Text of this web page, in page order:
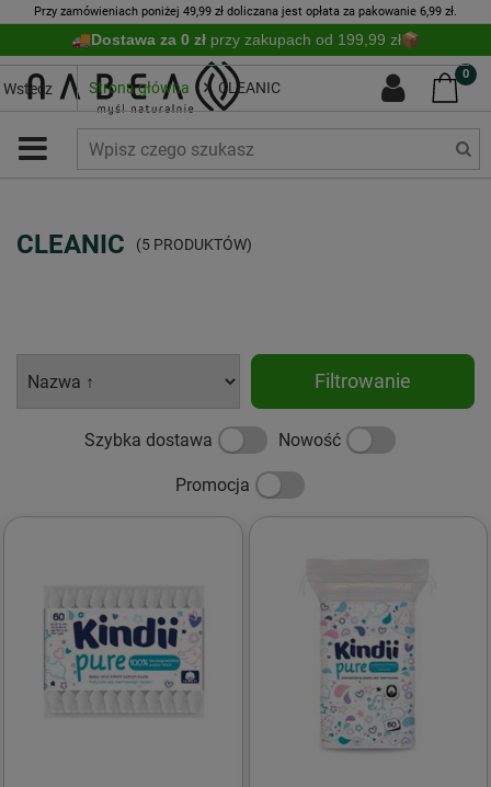
Przy zamówieniach poniżej 49,99 zł doliczana jest opłata za pakowanie 6,99 zł.
Dostawa za 0 zł przy zakupach od 199,99 zł
0
Wstecz Strona główna CLEANIC
CLEANIC (5 PRODUKTÓW)
Filtrowanie
Szybka dostawa Nowość
Promocja